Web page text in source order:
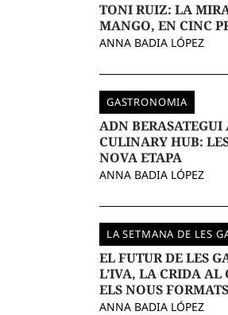
TONI RUIZ: LA
MANGO, EN CINC
ANNA BADIA LÓPEZ
GASTRONOMIA
ADN
CULINARY HUB:
NOVA ETAPA
ANNA BADIA LÓPEZ
LA SETMANA DE LES
EL FUTUR DE LES
L’IVA, LA CRIDA AL
ELS NOUS FORMATS
ANNA BADIA LÓPEZ